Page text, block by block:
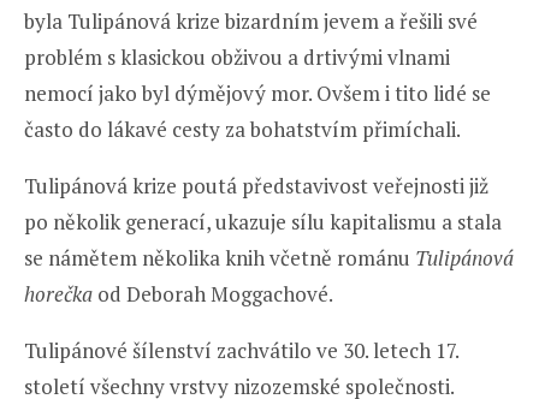
byla Tulipánová krize bizardním jevem a řešili své
problém s klasickou obživou a drtivými vlnami
nemocí jako byl dýmějový mor. Ovšem i tito lidé se
často do lákavé cesty za bohatstvím přimíchali.
Tulipánová krize poutá představivost veřejnosti již
po několik generací, ukazuje sílu kapitalismu a stala
se námětem několika knih včetně románu Tulipánová
horečka od Deborah Moggachové.
Tulipánové šílenství zachvátilo ve 30. letech 17.
století všechny vrstvy nizozemské společnosti.